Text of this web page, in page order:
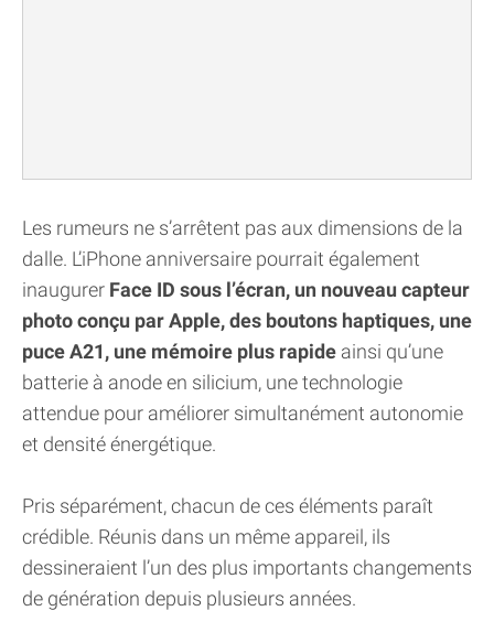
Les rumeurs ne s’arrêtent pas aux dimensions de la
dalle. L’iPhone anniversaire pourrait également
inaugurer Face ID sous l’écran, un nouveau capteur
photo conçu par Apple, des boutons haptiques, une
puce A21, une mémoire plus rapide ainsi qu’une
batterie à anode en silicium, une technologie
attendue pour améliorer simultanément autonomie
et densité énergétique.
Pris séparément, chacun de ces éléments paraît
crédible. Réunis dans un même appareil, ils
dessineraient l’un des plus importants changements
de génération depuis plusieurs années.